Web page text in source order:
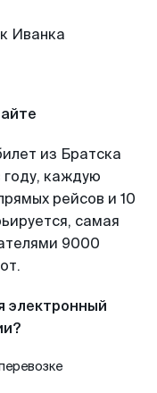
из Братска
году, каждую
рейсов и 10
самая
9000
электронный